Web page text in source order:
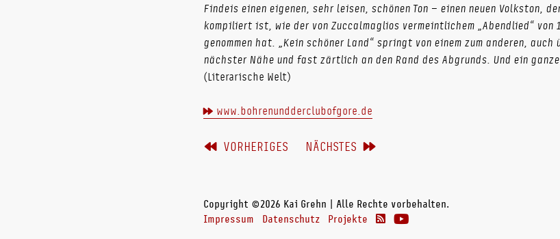
Findeis einen eigenen, sehr leisen, schönen Ton – einen neuen Volkston,
kompiliert ist, wie der von Zuccalmaglios vermeintlichem „Abendlied“ von
genommen hat. „Kein schöner Land“ springt von einem zum anderen,
nächster Nähe und fast zärtlich an den Rand des Abgrunds. Und ein
(Literarische Welt)
www.bohrenundderclubofgore.de
VORHERIGES NÄCHSTES
Copyright ©2026 Kai Grehn | Alle Rechte vorbehalten.
Impressum
Datenschutz Projekte